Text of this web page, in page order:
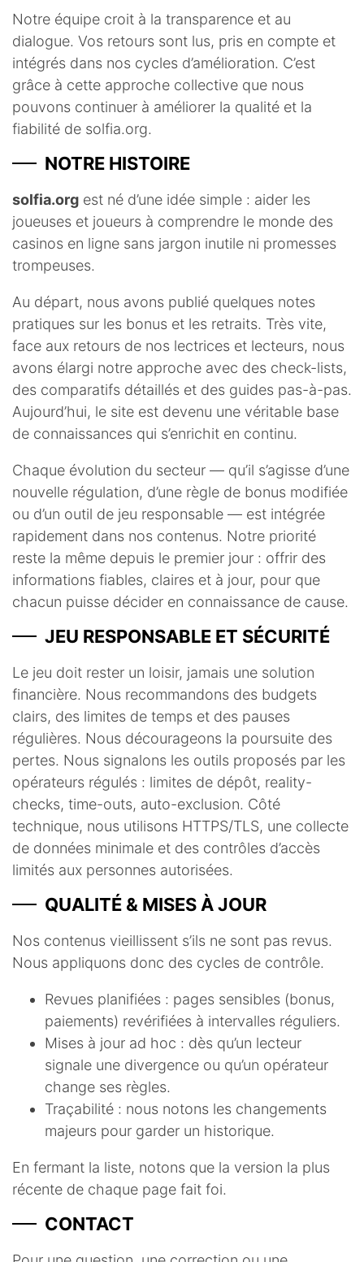
Notre équipe croit à la transparence et au
dialogue. Vos retours sont lus, pris en compte et
intégrés dans nos cycles d’amélioration. C’est
grâce à cette approche collective que nous
pouvons continuer à améliorer la qualité et la
fiabilité de solfia.org.
NOTRE HISTOIRE
solfia.org est né d’une idée simple : aider les
joueuses et joueurs à comprendre le monde des
casinos en ligne sans jargon inutile ni promesses
trompeuses.
Au départ, nous avons publié quelques notes
pratiques sur les bonus et les retraits. Très vite,
face aux retours de nos lectrices et lecteurs, nous
avons élargi notre approche avec des check-lists,
des comparatifs détaillés et des guides pas-à-pas.
Aujourd’hui, le site est devenu une véritable base
de connaissances qui s’enrichit en continu.
Chaque évolution du secteur — qu’il s’agisse d’une
nouvelle régulation, d’une règle de bonus modifiée
ou d’un outil de jeu responsable — est intégrée
rapidement dans nos contenus. Notre priorité
reste la même depuis le premier jour : offrir des
informations fiables, claires et à jour, pour que
chacun puisse décider en connaissance de cause.
JEU RESPONSABLE ET SÉCURITÉ
Le jeu doit rester un loisir, jamais une solution
financière. Nous recommandons des budgets
clairs, des limites de temps et des pauses
régulières. Nous décourageons la poursuite des
pertes. Nous signalons les outils proposés par les
opérateurs régulés : limites de dépôt, reality-
checks, time-outs, auto-exclusion. Côté
technique, nous utilisons HTTPS/TLS, une collecte
de données minimale et des contrôles d’accès
limités aux personnes autorisées.
QUALITÉ & MISES À JOUR
Nos contenus vieillissent s’ils ne sont pas revus.
Nous appliquons donc des cycles de contrôle.
Revues planifiées : pages sensibles (bonus,
paiements) revérifiées à intervalles réguliers.
Mises à jour ad hoc : dès qu’un lecteur
signale une divergence ou qu’un opérateur
change ses règles.
Traçabilité : nous notons les changements
majeurs pour garder un historique.
En fermant la liste, notons que la version la plus
récente de chaque page fait foi.
CONTACT